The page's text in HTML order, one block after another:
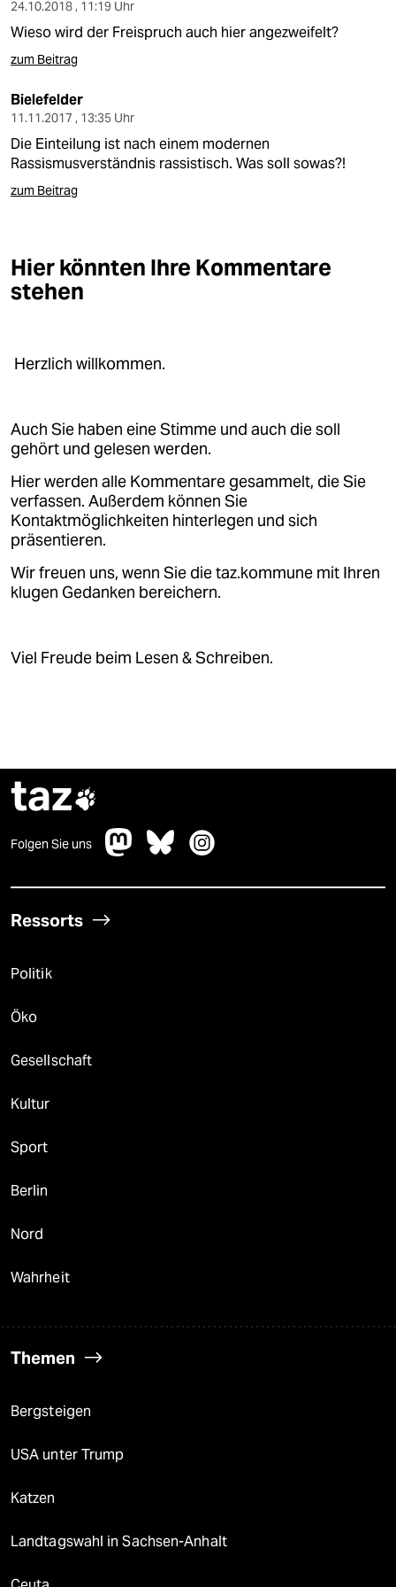
nord
verlag
verlag
veranstaltungen
fragen & hilfe
unterstützen
genossenschaft
24.10.2018 , 11:19 Uhr
Wieso wird der Freispruch auch hier angezweifelt?
zum Beitrag
Bielefelder
11.11.2017 , 13:35 Uhr
Die Einteilung ist nach einem modernen
Rassismusverständnis rassistisch. Was soll sowas?!
zum Beitrag
Hier könnten Ihre Kommentare
stehen
Herzlich willkommen.
Auch Sie haben eine Stimme und auch die soll
gehört und gelesen werden.
Hier werden alle Kommentare gesammelt, die Sie
verfassen. Außerdem können Sie
Kontaktmöglichkeiten hinterlegen und sich
präsentieren.
Wir freuen uns, wenn Sie die taz.kommune mit Ihren
klugen Gedanken bereichern.
Viel Freude beim Lesen & Schreiben.
taz
Folgen Sie uns
Ressorts
Politik
Öko
Gesellschaft
Kultur
Sport
Berlin
Nord
Wahrheit
Themen
Bergsteigen
USA unter Trump
Katzen
Landtagswahl in Sachsen-Anhalt